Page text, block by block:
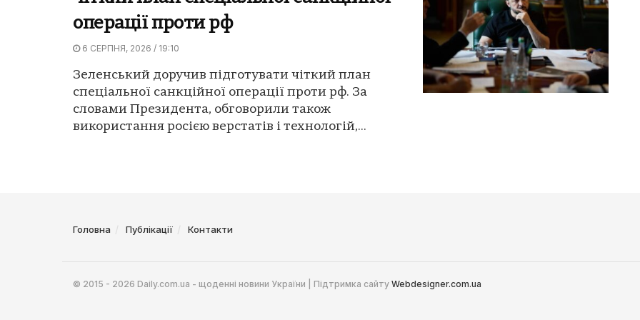
операції проти рф
6 СЕРПНЯ, 2026 / 19:10
Зеленський доручив підготувати чіткий план
спеціальної санкційної операції проти рф. За
словами Президента, обговорили також
використання росією верстатів і технологій,...
Головна Публікації Контакти
© 2015 - 2026 Daily.com.ua - щоденні новини України | Підтримка сайту Webdesigner.com.ua